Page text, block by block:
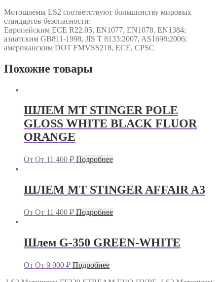
Мотошлемы LS2 соответствуют большинству мировых
стандартов безопасности:
Европейским ECE R22.05, EN1077, EN1078, EN1384;
азиатским GB811-1998, JIS T 8133:2007, AS1698:2006;
американским DOT FMVSS218, ECE, CPSC
Похожие товары
ШЛЕМ MT STINGER POLE
GLOSS WHITE BLACK FLUOR
ORANGE
От От 11 400 ₽ Подробнее
ШЛЕМ MT STINGER AFFAIR A3
От От 11 400 ₽ Подробнее
Шлем G-350 GREEN-WHITE
От От 9 000 ₽ Подробнее